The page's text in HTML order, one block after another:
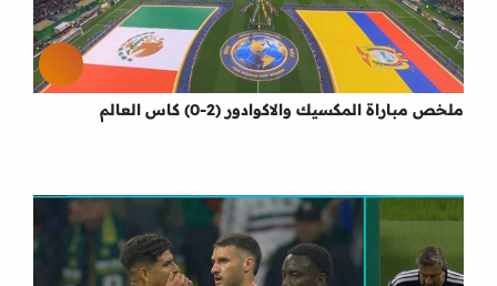
ملخص مباراة المكسيك والاكوادور (2-0) كاس العالم